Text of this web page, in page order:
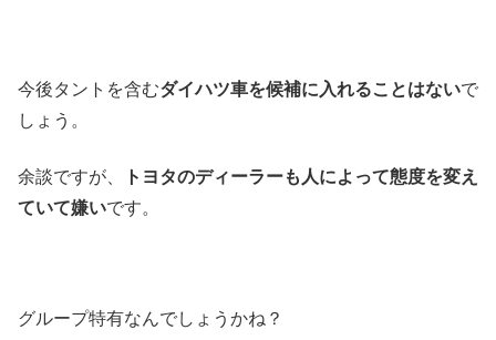
今後タントを含むダイハツ車を候補に入れることはないで
しょう。
余談ですが、
トヨタのディーラーも人によって態度を変え
ていて嫌いです。
グループ特有なんでしょうかね？